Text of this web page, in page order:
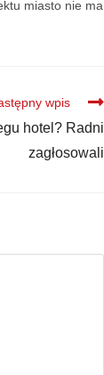
miasto nie ma
wpis
hotel? Radni
zagłosowali